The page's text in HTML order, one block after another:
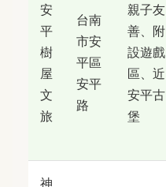
安
平
樹
屋
文
旅
台南
市安
平區
安平
路
親子友
善、附
設遊戲
區、近
安平古
堡
神